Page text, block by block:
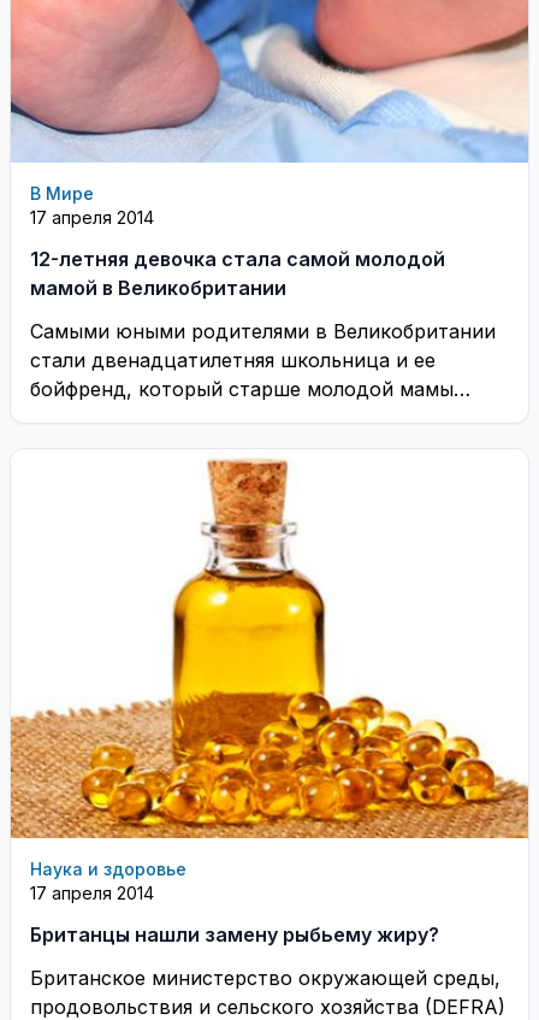
В Мире
17 апреля 2014
12-летняя девочка стала самой молодой
мамой в Великобритании
Самыми юными родителями в Великобритании
стали двенадцатилетняя школьница и ее
бойфренд, который старше молодой мамы
всего на год. ...
Наука и здоровье
17 апреля 2014
Британцы нашли замену рыбьему жиру?
Британское министерство окружающей среды,
продовольствия и сельского хозяйства (DEFRA)